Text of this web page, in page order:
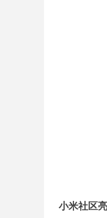
小米社区